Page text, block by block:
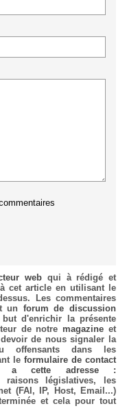
web qui à rédigé et
cet article en utilisant le
Les commentaires
un forum de discussion
d'enrichir la présente
de notre magazine et
de nous signaler la
offensants dans les
le formulaire de contact
a cette adresse :
législatives, les
(FAI, IP, Host, Email...)
et cela pour tout